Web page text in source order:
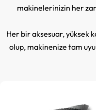
makinelerinizin her
Her bir aksesuar, yüksek
olup, makinenize tam